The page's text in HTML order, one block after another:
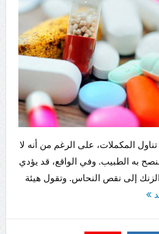
المكملات، على الرغم من أنه لا
ينصح به الطبيب. وفي الواقع، قد يؤدي
إلى نقص النحاس. وتقول هيئة